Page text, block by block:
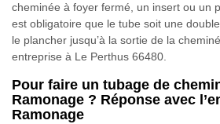
cheminée à foyer fermé, un insert ou un
est obligatoire que le tube soit une
le plancher jusqu’à la sortie de la
entreprise à Le Perthus 66480.
Pour faire un tubage de
Ramonage ? Réponse avec
Ramonage